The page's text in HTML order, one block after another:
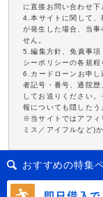
に直接お問い合わせ下
4.本サイトに関して、
が発生した場合、当
せん。
5.編集方針、免責事項
シーポリシーの各規程
6.カードローンお申し
者記号・番号、通院
してお送りください
報についても隠したう
※当サイトではアフィ
ミス／アイフルなど)
おすすめの特集